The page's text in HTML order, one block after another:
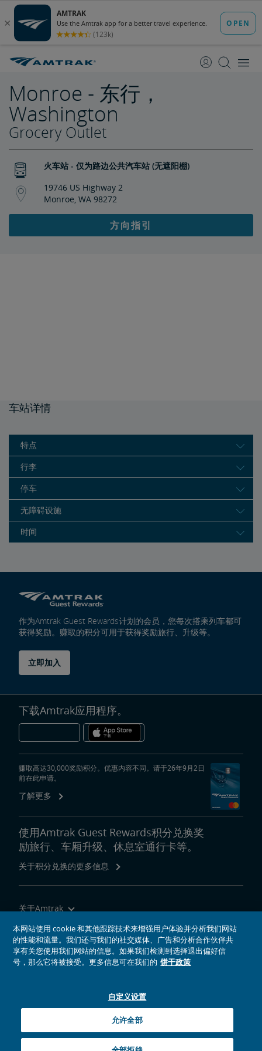
至
至
Monroe - 东行，
Washington
Grocery Outlet
火车站 - 仅为路边公共汽车站 (无遮阳棚)
19746 US Highway 2
Monroe, WA 98272
方向指引
车站详情
特点
行李
停车
无障碍设施
时间
作为Amtrak Guest Rewards计划的会员，您每次搭乘列车都可
获得奖励。赚取的积分可用于获得奖励旅行、升级等。
立即加入
下载Amtrak应用程序。
赚取高达30,000奖励积分。优惠内容不同。请于26年9月2日
前在此申请。
了解更多
使用Amtrak Guest Rewards积分兑换奖
励旅行、车厢升级、休息室通行卡等。
关于积分兑换的更多信息
关于Amtrak
乘坐Amtrak列车旅行
网站工具
Amtrak的Facebook主页将在新窗口中打开
Amtrak的Twitter主页将在新窗口中打开
Amtrak的Instagram主页将在新窗口中打开
Amtrak的Linkedin主页将在新窗口中打开
Amtrak的YouTube主页将在新窗口中打开
Pinterest将在新窗口中打开
© 2026National Railroad Passenger Corporation
本网站使用 cookie 和其他跟踪技术来增强用户体验并分析我们网站
的性能和流量。我们还与我们的社交媒体、广告和分析合作伙伴共
享有关您使用我们网站的信息。如果我们检测到选择退出偏好信
号，那么它将被接受。更多信息可在我们的 饼干政策
自定义设置
允许全部